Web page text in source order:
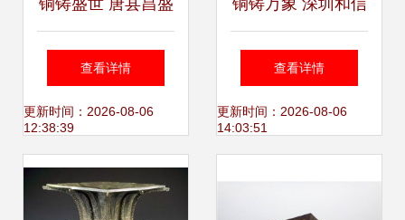
铜铸盛世 唐县昌盛
工艺品厂雕琢吉祥
与传统的炬火
查看详情
更新时间：2026-08-06
12:38:39
铜铸万象 深圳和信
智造铜工之魂
查看详情
更新时间：2026-08-06
14:03:51